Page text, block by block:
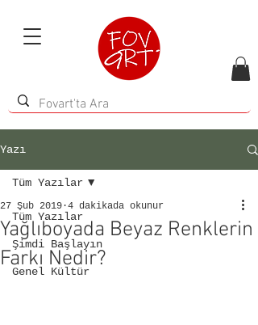
Yazı
Tüm Yazılar
Şimdi Başlayın
Genel Kültür
Tüm Yazılar
Yağlıboyada Beyaz Renklerin
Farkı Nedir?
27 Şub 2019 4 dakikada okunur